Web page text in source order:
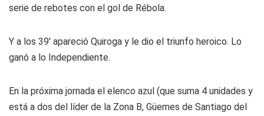
serie de rebotes con el gol de Rébola.
Y a los 39' apareció Quiroga y le dio el triunfo heroico. Lo
ganó a lo Independiente.
En la próxima jornada el elenco azul (que suma 4 unidades y
está a dos del líder de la Zona B, Güemes de Santiago del